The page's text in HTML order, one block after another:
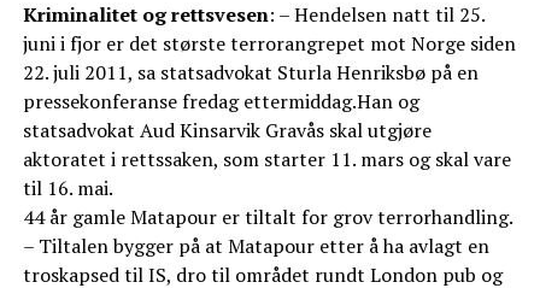
Kriminalitet og rettsvesen: – Hendelsen natt til 25.
juni i fjor er det største terrorangrepet mot Norge siden
22. juli 2011, sa statsadvokat Sturla Henriksbø på en
pressekonferanse fredag ettermiddag.Han og
statsadvokat Aud Kinsarvik Gravås skal utgjøre
aktoratet i rettssaken, som starter 11. mars og skal vare
til 16. mai.
44 år gamle Matapour er tiltalt for grov terrorhandling.
– Tiltalen bygger på at Matapour etter å ha avlagt en
troskapsed til IS, dro til området rundt London pub og